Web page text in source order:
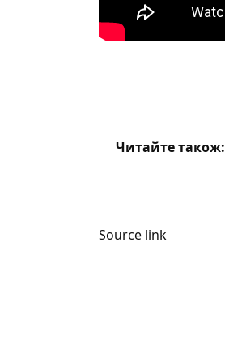
Читайте також:
Source link